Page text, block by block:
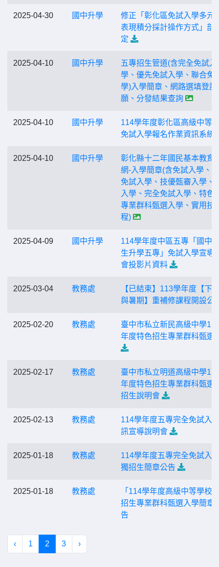
2025-04-30 國中升學
修正「彰化區免試入學多元
表現積分採計操作方式」部
定
2025-04-10 國中升學
五專招生管道(含完全免試入
學、優先免試入學、聯合免
學)入學簡章、網路選填登記
願、分發結果查詢
2025-04-10 國中升學
114學年度彰化區高級中等
免試入學報名作業資訊系統
2025-04-10 國中升學
彰化縣十二年國民基本教育
網-入學簡章(含免試入學、
免試入學、技優甄審入學、
入學、完全免試入學、特色
專業群科甄選入學、實用技
程)
2025-04-09 國中升學
114學年度中區五專「國中
生升學五專」免試入學宣導
會投影片資料
2025-03-04 教務處
【已結束】113學年度【下
與暑期】重補修課程開設公
2025-02-20 教務處
臺中市私立新民高級中學
年度特色招生專業群科甄選
2025-02-17 教務處
臺中市私立明道高級中學
年度特色招生專業群科甄選
招生說明會
2025-02-13 教務處
114學年度五專完全免試入
訊宣導說明會
2025-01-18 教務處
114學年度五專完全免試入
獨招生簡章公告
2025-01-18 教務處
「114學年度高級中等學校
招生專業群科甄選入學簡章
告
‹ 1 2 3 ›